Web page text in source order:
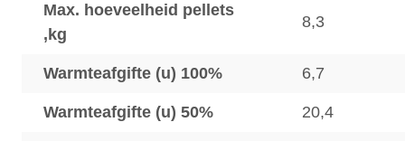
Max. hoeveelheid pellets
,kg
8,3
Warmteafgifte (u) 100% 6,7
Warmteafgifte (u) 50% 20,4